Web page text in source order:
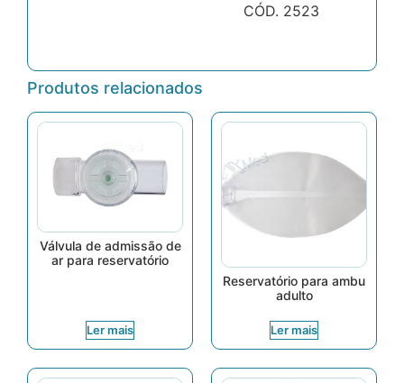
CÓD. 2523
Produtos relacionados
Válvula de admissão de
ar para reservatório
Ler mais
Reservatório para ambu
adulto
Ler mais